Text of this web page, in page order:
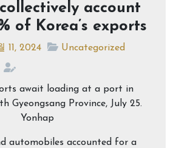
account
of Korea’s exports
11, 2024 Uncategorized
automobiles accounted for a